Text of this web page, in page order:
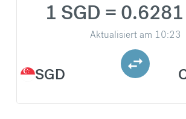
SGD
1 SGD =
Aktualisiert am 10:23